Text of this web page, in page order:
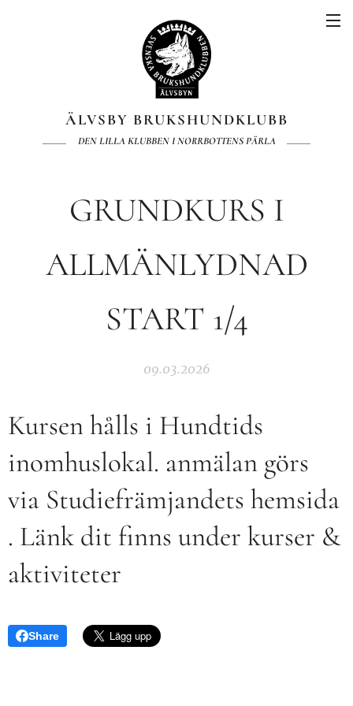
ÄLVSBY BRUKSHUNDKLUBB
DEN LILLA KLUBBEN I NORRBOTTENS PÄRLA
GRUNDKURS I
ALLMÄNLYDNAD
START 1/4
09.03.2026
Kursen hålls i Hundtids
inomhuslokal. anmälan görs
via Studiefrämjandets hemsida
. Länk dit finns under kurser &
aktiviteter
Share